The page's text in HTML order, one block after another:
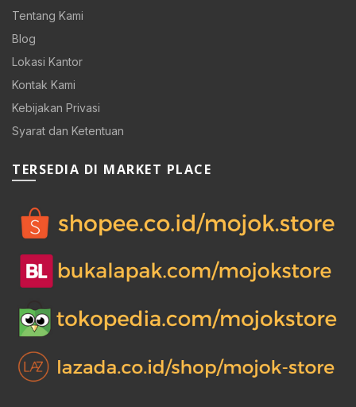
Tentang Kami
Blog
Lokasi Kantor
Kontak Kami
Kebijakan Privasi
Syarat dan Ketentuan
TERSEDIA DI MARKET PLACE